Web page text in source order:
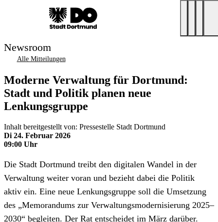
Newsroom
Alle Mitteilungen
Moderne Verwaltung für Dortmund:
Stadt und Politik planen neue
Lenkungsgruppe
Inhalt bereitgestellt von: Pressestelle Stadt Dortmund
Di 24. Februar 2026
09:00 Uhr
Die Stadt Dortmund treibt den digitalen Wandel in der
Verwaltung weiter voran und bezieht dabei die Politik
aktiv ein. Eine neue Lenkungsgruppe soll die Umsetzung
des „Memorandums zur Verwaltungsmodernisierung 2025–
2030“ begleiten. Der Rat entscheidet im März darüber.